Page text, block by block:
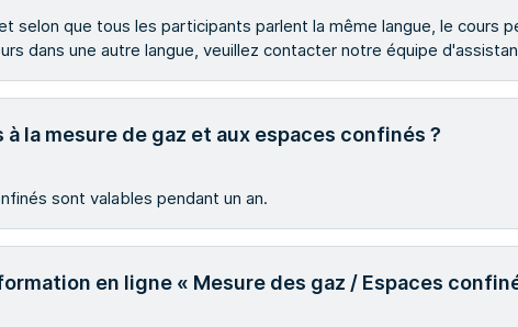
selon que tous les participants parlent la même langue, le cours
dans une autre langue, veuillez contacter notre équipe
la mesure de gaz et aux espaces confinés ?
sont valables pendant un an.
en ligne « Mesure des gaz / Espaces